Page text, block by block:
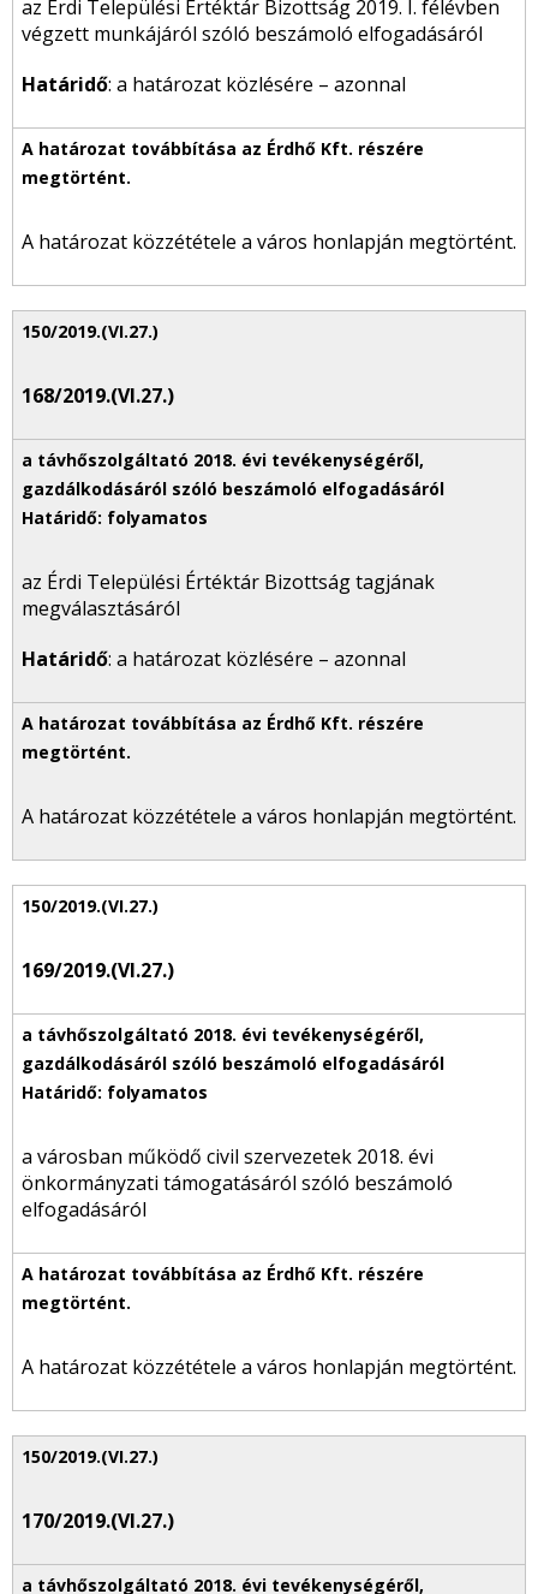
az Érdi Települési Értéktár Bizottság 2019. I. félévben
végzett munkájáról szóló beszámoló elfogadásáról
Határidő: a határozat közlésére – azonnal
A határozat közzététele a város honlapján megtörtént.
168/2019.(VI.27.)
az Érdi Települési Értéktár Bizottság tagjának
megválasztásáról
Határidő: a határozat közlésére – azonnal
A határozat közzététele a város honlapján megtörtént.
169/2019.(VI.27.)
a városban működő civil szervezetek 2018. évi
önkormányzati támogatásáról szóló beszámoló
elfogadásáról
A határozat közzététele a város honlapján megtörtént.
170/2019.(VI.27.)